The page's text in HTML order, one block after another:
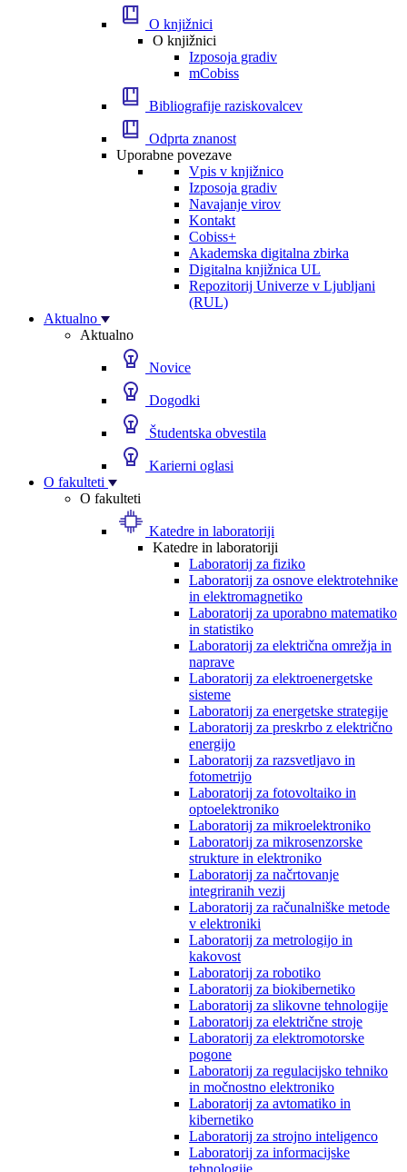
O knjižnici
O knjižnici
Izposoja gradiv
mCobiss
Bibliografije raziskovalcev
Odprta znanost
Uporabne povezave
Vpis v knjižnico
Izposoja gradiv
Navajanje virov
Kontakt
Cobiss+
Akademska digitalna zbirka
Digitalna knjižnica UL
Repozitorij Univerze v Ljubljani
(RUL)
Aktualno
Aktualno
Novice
Dogodki
Študentska obvestila
Karierni oglasi
O fakulteti
O fakulteti
Katedre in laboratoriji
Katedre in laboratoriji
Laboratorij za fiziko
Laboratorij za osnove elektrotehnike
in elektromagnetiko
Laboratorij za uporabno matematiko
in statistiko
Laboratorij za električna omrežja in
naprave
Laboratorij za elektroenergetske
sisteme
Laboratorij za energetske strategije
Laboratorij za preskrbo z električno
energijo
Laboratorij za razsvetljavo in
fotometrijo
Laboratorij za fotovoltaiko in
optoelektroniko
Laboratorij za mikroelektroniko
Laboratorij za mikrosenzorske
strukture in elektroniko
Laboratorij za načrtovanje
integriranih vezij
Laboratorij za računalniške metode
v elektroniki
Laboratorij za metrologijo in
kakovost
Laboratorij za robotiko
Laboratorij za biokibernetiko
Laboratorij za slikovne tehnologije
Laboratorij za električne stroje
Laboratorij za elektromotorske
pogone
Laboratorij za regulacijsko tehniko
in močnostno elektroniko
Laboratorij za avtomatiko in
kibernetiko
Laboratorij za strojno inteligenco
Laboratorij za informacijske
tehnologije